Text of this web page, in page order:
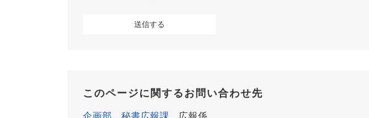
このページに関するお問い合わせ先